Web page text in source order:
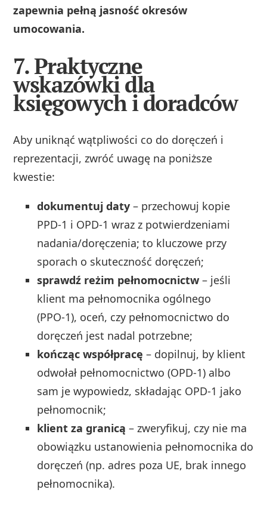
zapewnia pełną jasność okresów
umocowania.
7. Praktyczne
wskazówki dla
księgowych i doradców
Aby uniknąć wątpliwości co do doręczeń i
reprezentacji, zwróć uwagę na poniższe
kwestie:
dokumentuj daty – przechowuj kopie
PPD‑1 i OPD‑1 wraz z potwierdzeniami
nadania/doręczenia; to kluczowe przy
sporach o skuteczność doręczeń;
sprawdź reżim pełnomocnictw – jeśli
klient ma pełnomocnika ogólnego
(PPO‑1), oceń, czy pełnomocnictwo do
doręczeń jest nadal potrzebne;
kończąc współpracę – dopilnuj, by klient
odwołał pełnomocnictwo (OPD‑1) albo
sam je wypowiedz, składając OPD‑1 jako
pełnomocnik;
klient za granicą – zweryfikuj, czy nie ma
obowiązku ustanowienia pełnomocnika do
doręczeń (np. adres poza UE, brak innego
pełnomocnika).